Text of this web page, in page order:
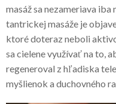
masáž sa nezameriava
tantrickej masáže je
ktoré doteraz neboli
sa cielene využívať na to,
regeneroval z hľadiska
myšlienok a duchovného